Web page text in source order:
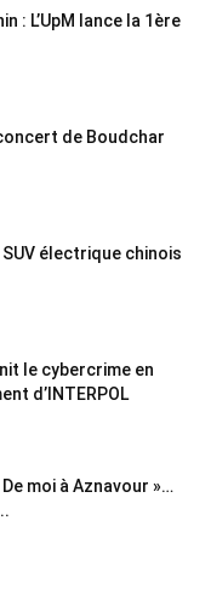
: L’UpM lance la 1ère
de Boudchar
SUV électrique chinois
le cybercrime en
d’INTERPOL
moi à Aznavour »…